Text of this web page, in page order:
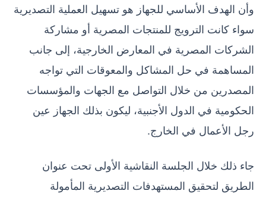
وأن الهدف الأساسي للجهاز هو تسهيل العملية التصديرية
سواء كانت الترويج للمنتجات المصرية أو مشاركة
الشركات المصرية في المعارض الخارجية، إلى جانب
المساهمة في حل المشاكل والمعوقات التي تواجه
المصدرين من خلال التواصل مع الجهات والمؤسسات
الحكومية في الدول الأجنبية، ليكون بذلك الجهاز عين
رجل الأعمال في الخارج.
جاء ذلك خلال الجلسة النقاشية الأولى تحت عنوان
الطريق لتحقيق المستهدفات التصديرية المأمولة